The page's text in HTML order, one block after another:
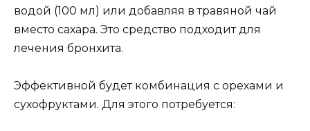
водой (100 мл) или добавляя в травяной чай
вместо сахара. Это средство подходит для
лечения бронхита.
Эффективной будет комбинация с орехами и
сухофруктами. Для этого потребуется: